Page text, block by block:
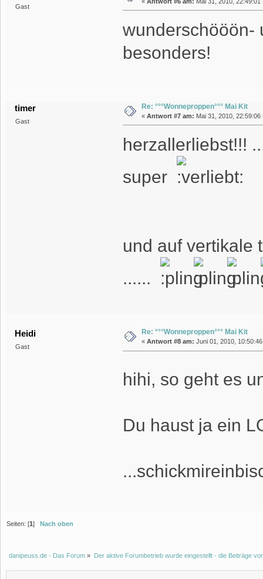
Gast
wunderschööön-
besonders!
timer
Gast
Re: °°°Wonneproppen°°° Mai Kit
« Antwort #7 am: Mai 31, 2010, 22:59:06
herzallerliebst!!!
super
und auf vertikale
......
Heidi
Gast
Re: °°°Wonneproppen°°° Mai Kit
« Antwort #8 am: Juni 01, 2010,
hihi, so geht es
Du haust ja ein
Seiten: [1] Nach oben
danipeuss.de - Das Forum » Der aktive Forumbetrieb wurde eingestellt - die Beiträge